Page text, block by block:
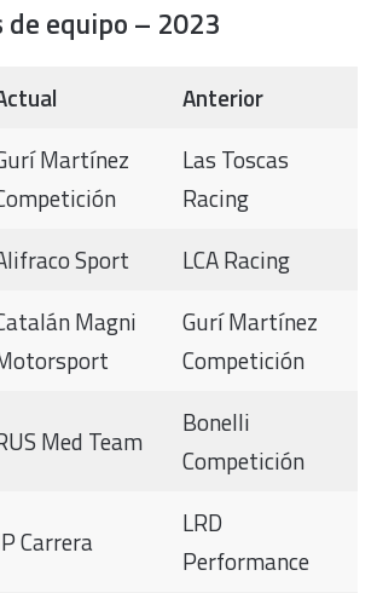
de equipo – 2023
Anterior
Martínez
Las Toscas
Racing
Sport
LCA Racing
Magni
Gurí Martínez
Competición
Med Team
Bonelli
Competición
Carrera
LRD
Performance